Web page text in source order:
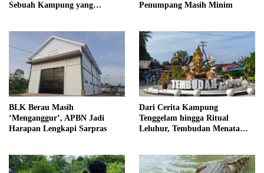
Sebuah Kampung yang
Penumpang Masih Minim
BLK Berau Masih
‘Menganggur’, APBN Jadi
Harapan Lengkapi Sarpras
Dari Cerita Kampung
Tenggelam hingga Ritual
Leluhur, Tembudan Menata